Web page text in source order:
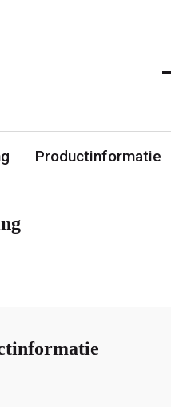
Productinformatie